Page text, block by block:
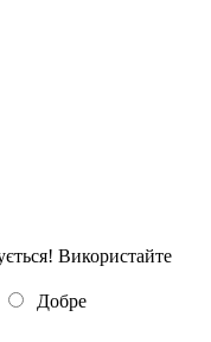
Використайте
Добре